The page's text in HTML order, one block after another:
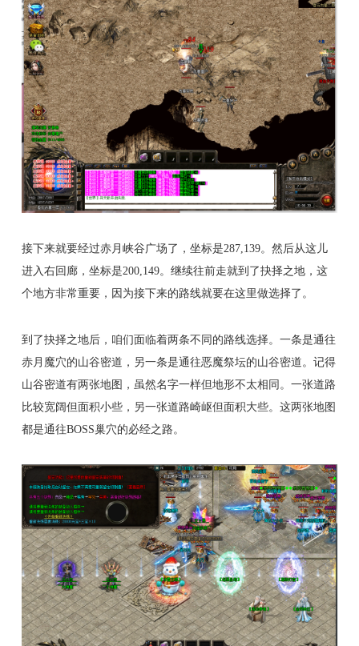
接下来就要经过赤月峡谷广场了，坐标是287,139。然后从这儿
进入右回廊，坐标是200,149。继续往前走就到了抉择之地，这
个地方非常重要，因为接下来的路线就要在这里做选择了。
到了抉择之地后，咱们面临着两条不同的路线选择。一条是通往
赤月魔穴的山谷密道，另一条是通往恶魔祭坛的山谷密道。记得
山谷密道有两张地图，虽然名字一样但地形不太相同。一张道路
比较宽阔但面积小些，另一张道路崎岖但面积大些。这两张地图
都是通往BOSS巢穴的必经之路。